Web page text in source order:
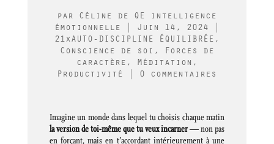
par Céline de QE intelligence
émotionnelle
Juin 14, 2024
21xAUTO-DISCIPLINE ÉQUILIBRÉE ,
Conscience de soi ,
Forces de
caractère , Méditation ,
Productivité
0 commentaires
Imagine un monde dans lequel tu choisis chaque matin
la version de toi-même que tu veux incarner— non pas
en forçant, mais en t’accordant intérieurement à une